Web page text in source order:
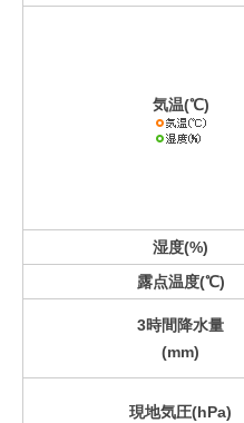
気温(℃)
湿度(%)
露点温度(℃)
3時間降水量
(mm)
現地気圧(hPa)